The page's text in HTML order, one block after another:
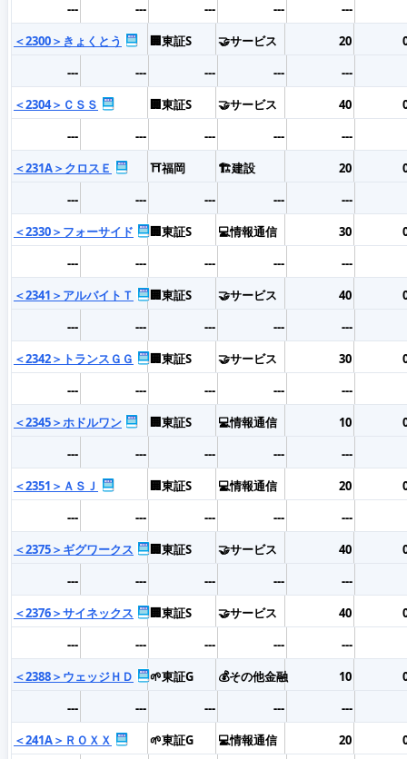
--- --- --- ---
---
＜2300＞きょくとう
🏢東証S 🤝サービス 20
---
--- --- ---
---
＜2304＞ＣＳＳ
🏢東証S 🤝サービス 40
---
--- --- ---
---
＜231A＞クロスＥ
⛩️福岡 🏗️建設 20
---
--- --- ---
---
＜2330＞フォーサイド
🏢東証S 💻情報通信 30
---
--- --- ---
---
＜2341＞アルバイトＴ
🏢東証S 🤝サービス 40
---
--- --- ---
---
＜2342＞トランスＧＧ
🏢東証S 🤝サービス 30
---
--- --- ---
---
＜2345＞ホドルワン
🏢東証S 💻情報通信 10
---
--- --- ---
---
＜2351＞ＡＳＪ
🏢東証S 💻情報通信 20
---
--- --- ---
---
＜2375＞ギグワークス
🏢東証S 🤝サービス 40
---
--- --- ---
---
＜2376＞サイネックス
🏢東証S 🤝サービス 40
---
--- --- ---
---
＜2388＞ウェッジＨＤ
🌱東証G 💰その他金融 10
---
--- --- ---
---
＜241A＞ＲＯＸＸ
🌱東証G 💻情報通信 20